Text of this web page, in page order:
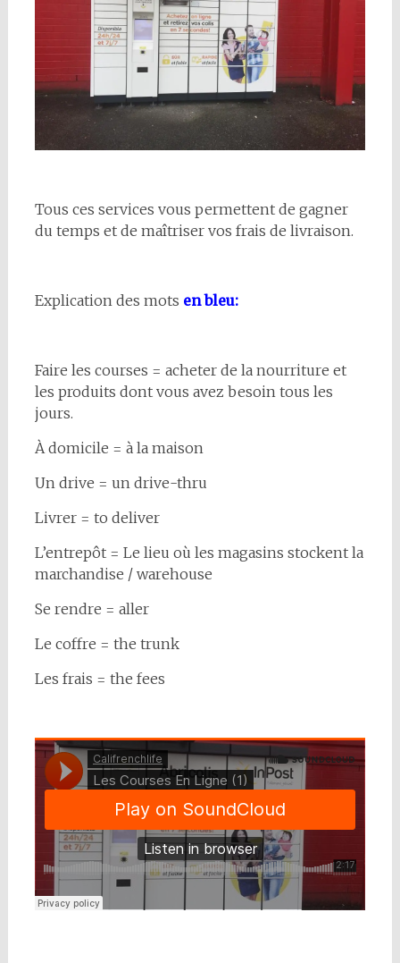
Tous ces services vous permettent de gagner
du temps et de maîtriser vos frais de livraison.
Explication des mots en bleu:
Faire les courses = acheter de la nourriture et
les produits dont vous avez besoin tous les
jours.
À domicile = à la maison
Un drive = un drive-thru
Livrer = to deliver
L’entrepôt = Le lieu où les magasins stockent la
marchandise / warehouse
Se rendre = aller
Le coffre = the trunk
Les frais = the fees